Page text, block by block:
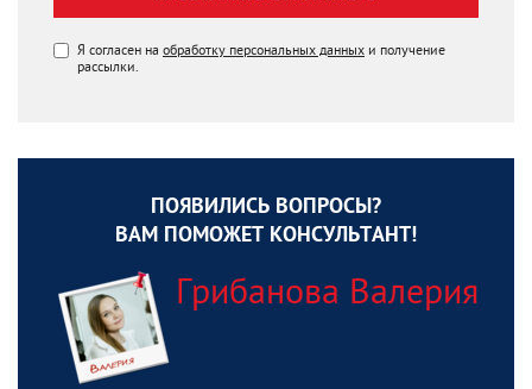
Я согласен на обработку персональных данных и получение
рассылки.
ПОЯВИЛИСЬ ВОПРОСЫ?
ВАМ ПОМОЖЕТ КОНСУЛЬТАНТ!
Грибанова Валерия